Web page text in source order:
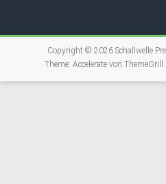
Copyright © 2026 Schallwelle
Theme: Acceleratevon